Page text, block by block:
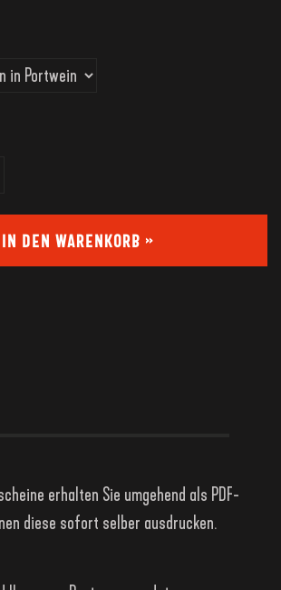
IN DEN WARENKORB »
erhalten Sie umgehend als PDF-
diese sofort selber ausdrucken.